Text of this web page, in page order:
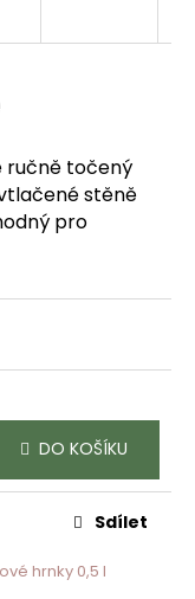
ručně točený
stěně
pro
DO KOŠÍKU
hrnky 0,5 l
Sdílet